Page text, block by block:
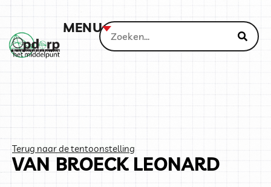
MENU
Terug naar de tentoonstelling
VAN BROECK LEONARD